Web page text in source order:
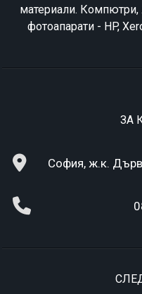
материали. Компютри,
фотоапарати - HP,
ЗА
София, ж.к.